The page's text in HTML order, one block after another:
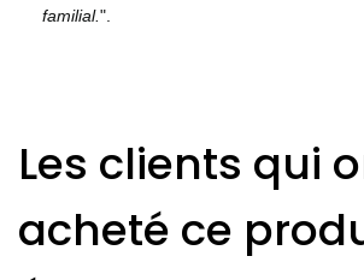
familial.".
Les clients qui
acheté ce